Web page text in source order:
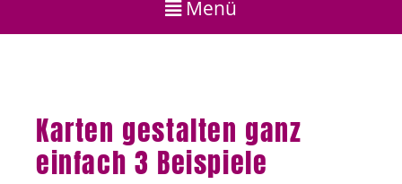
Karten gestalten ganz
einfach 3 Beispiele